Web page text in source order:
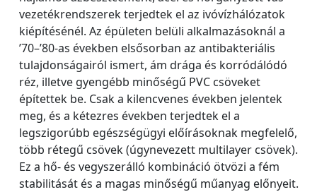
vezetékrendszerek terjedtek el az ivóvízhálózatok
kiépítésénél. Az épületen belüli alkalmazásoknál a
’70–’80-as években elsősorban az antibakteriális
tulajdonságairól ismert, ám drága és korródálódó
réz, illetve gyengébb minőségű PVC csöveket
építettek be. Csak a kilencvenes években jelentek
meg, és a kétezres években terjedtek el a
legszigorúbb egészségügyi előírásoknak megfelelő,
több rétegű csövek (úgynevezett multilayer csövek).
Ez a hő- és vegyszerálló kombináció ötvözi a fém
stabilitását és a magas minőségű műanyag előnyeit.